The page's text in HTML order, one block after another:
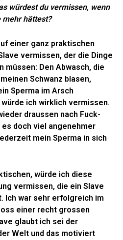
würdest du vermissen, wenn
mehr hättest?
einer ganz praktischen
vermissen, der die Dinge
müssen: Den Abwasch, die
Schwanz blasen,
Sperma im Arsch
ich wirklich vermissen.
draussen nach Fuck-
doch viel angenehmer
mein Sperma in sich
würde ich diese
vermissen, die ein Slave
Ich war sehr erfolgreich im
einer recht grossen
glaubt ich sei der
Welt und das motiviert